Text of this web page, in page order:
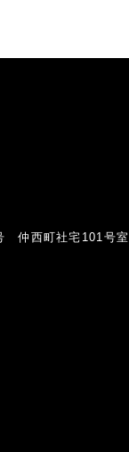
仲西町社宅101号室